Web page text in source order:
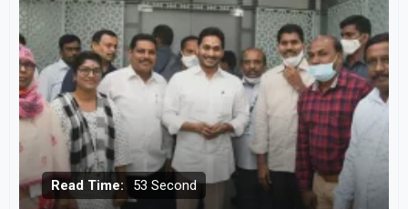
Read Time: 53 Second